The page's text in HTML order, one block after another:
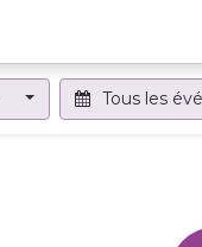
Tous les